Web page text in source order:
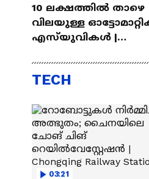
10 ലക്ഷത്തിൽ താഴെ
വിലയുള്ള
എസ്‍യുവികൾ |
Lakh
TECH
03:21